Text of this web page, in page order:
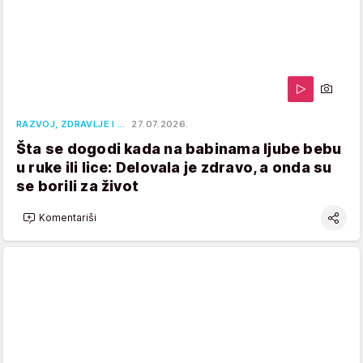
RAZVOJ, ZDRAVLJE I … 27.07.2026.
Šta se dogodi kada na babinama ljube bebu
u ruke ili lice: Delovala je zdravo, a onda su
se borili za život
Komentariši